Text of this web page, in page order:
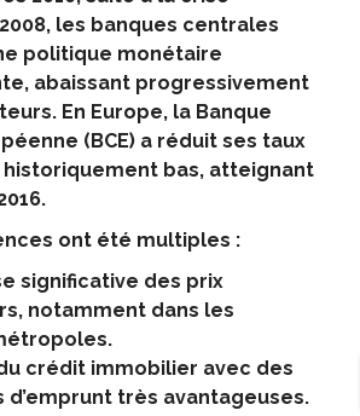
les banques centrales
politique monétaire
abaissant progressivement
En Europe, la Banque
(BCE) a réduit ses taux
historiquement bas, atteignant
ont été multiples :
significative des prix
notamment dans les
crédit immobilier avec des
d’emprunt très avantageuses.